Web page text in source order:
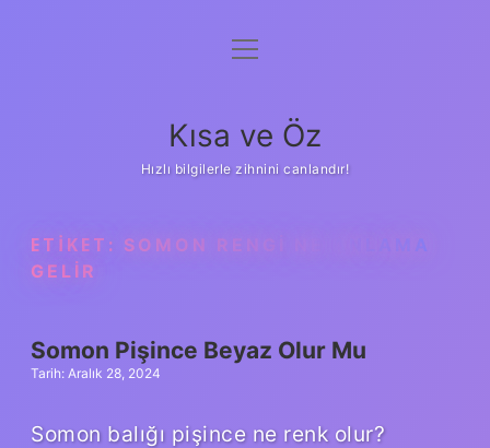
Anasayfa
Yasal Uyarı
menüyü
Kısa ve Öz
Hızlı bilgilerle zihnini canlandır!
ETIKET: SOMON RENGI NE ANLAMA
GELIR
Somon Pişince Beyaz Olur Mu
Tarih: Aralık 28, 2024
Somon balığı pişince ne renk olur?